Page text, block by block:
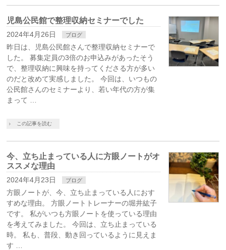
児島公民館で整理収納セミナーでした
2024年4月26日 ブログ
昨日は、児島公民館さんで整理収納セミナーで
した。 募集定員の3倍のお申込みがあったそう
で、整理収納に興味を持ってくださる方が多い
のだと改めて実感しました。 今回は、いつもの
公民館さんのセミナーより、若い年代の方が集
まって …
この記事を読む
今、立ち止まっている人に方眼ノートがオ
ススメな理由
2024年4月23日 ブログ
方眼ノートが、今、立ち止まっている人におす
すめな理由。 方眼ノートトレーナーの堀井紘子
です。 私がいつも方眼ノートを使っている理由
を考えてみました。 今回は、立ち止まっている
時。 私も、普段、動き回っているように見えま
す …